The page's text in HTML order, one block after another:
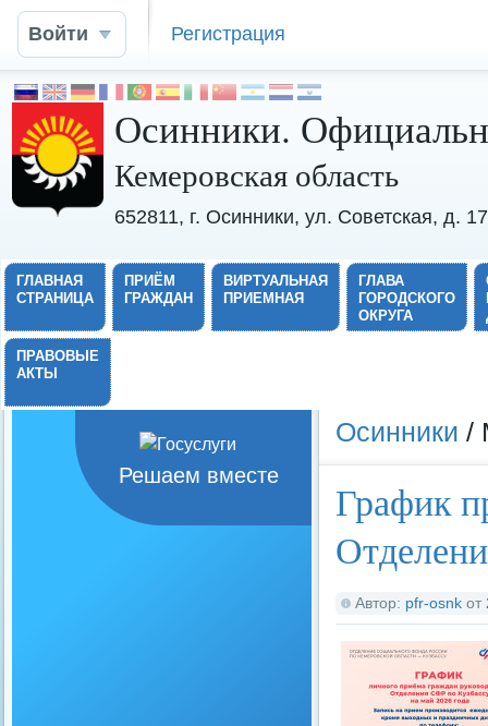
Войти Регистрация
Осинники.
Кемеровская область
652811, г. Осинники, ул. Советская, д.
ГЛАВНАЯ
СТРАНИЦА
ПРИЁМ
ГРАЖДАН
ВИРТУАЛЬНАЯ
ПРИЕМНАЯ
ГЛАВА
ГОРОДСКОГО
ОКРУГА
ПРАВОВЫЕ
АКТЫ
Осинники /
График
Автор: pfr-osnk от
Решаем вместе